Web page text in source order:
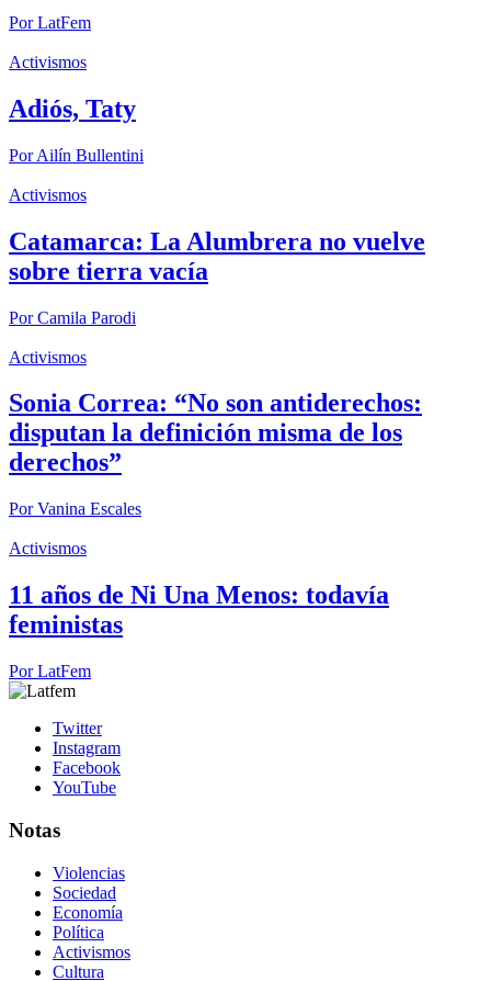
PorLatFem
Activismos
Adiós, Taty
PorAilín Bullentini
Activismos
Catamarca: La Alumbrera no vuelve
sobre tierra vacía
PorCamila Parodi
Activismos
Sonia Correa: “No son antiderechos:
disputan la definición misma de los
derechos”
PorVanina Escales
Activismos
11 años de Ni Una Menos: todavía
feministas
PorLatFem
Twitter
Instagram
Facebook
YouTube
Notas
Violencias
Sociedad
Economía
Política
Activismos
Cultura